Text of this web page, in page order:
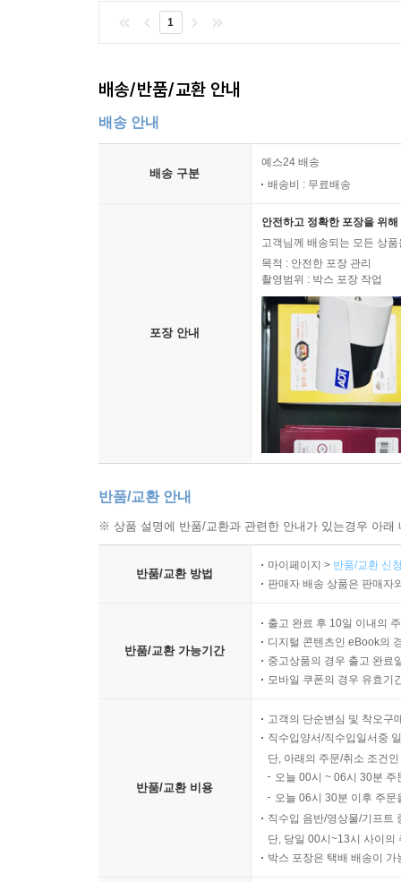
1
배송/반품/교환 안내
배송 안내
배송 구분
예스24 배송
배송비 : 무료배송
포장 안내
안전하고 정확한 포장을 위
고객님께 배송되는 모든 상
목적 : 안전한 포장 관리
촬영범위 : 박스 포장 작업
반품/교환 안내
※ 상품 설명에 반품/교환과 관련한 안내가 있는경우 아
반품/교환 방법
마이페이지 > 반품/교환 신
판매자 배송 상품은 판매자
반품/교환 가능기간
출고 완료 후 10일 이내의
디지털 콘텐츠인 eBook의
중고상품의 경우 출고 완료
모바일 쿠폰의 경우 유효기
반품/교환 비용
고객의 단순변심 및 착오구
직수입양서/직수입일서중
단, 아래의 주문/취소 조건
오늘 00시 ~ 06시 30분
오늘 06시 30분 이후 주
직수입 음반/영상물/기프트
단, 당일 00시~13시 사이의
박스 포장은 택배 배송이